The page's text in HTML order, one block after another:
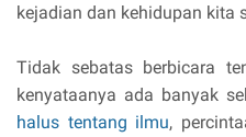
kejadian dan kehidupan kita
Tidak sebatas berbicara
kenyataanya ada banyak
halus tentang ilmu,